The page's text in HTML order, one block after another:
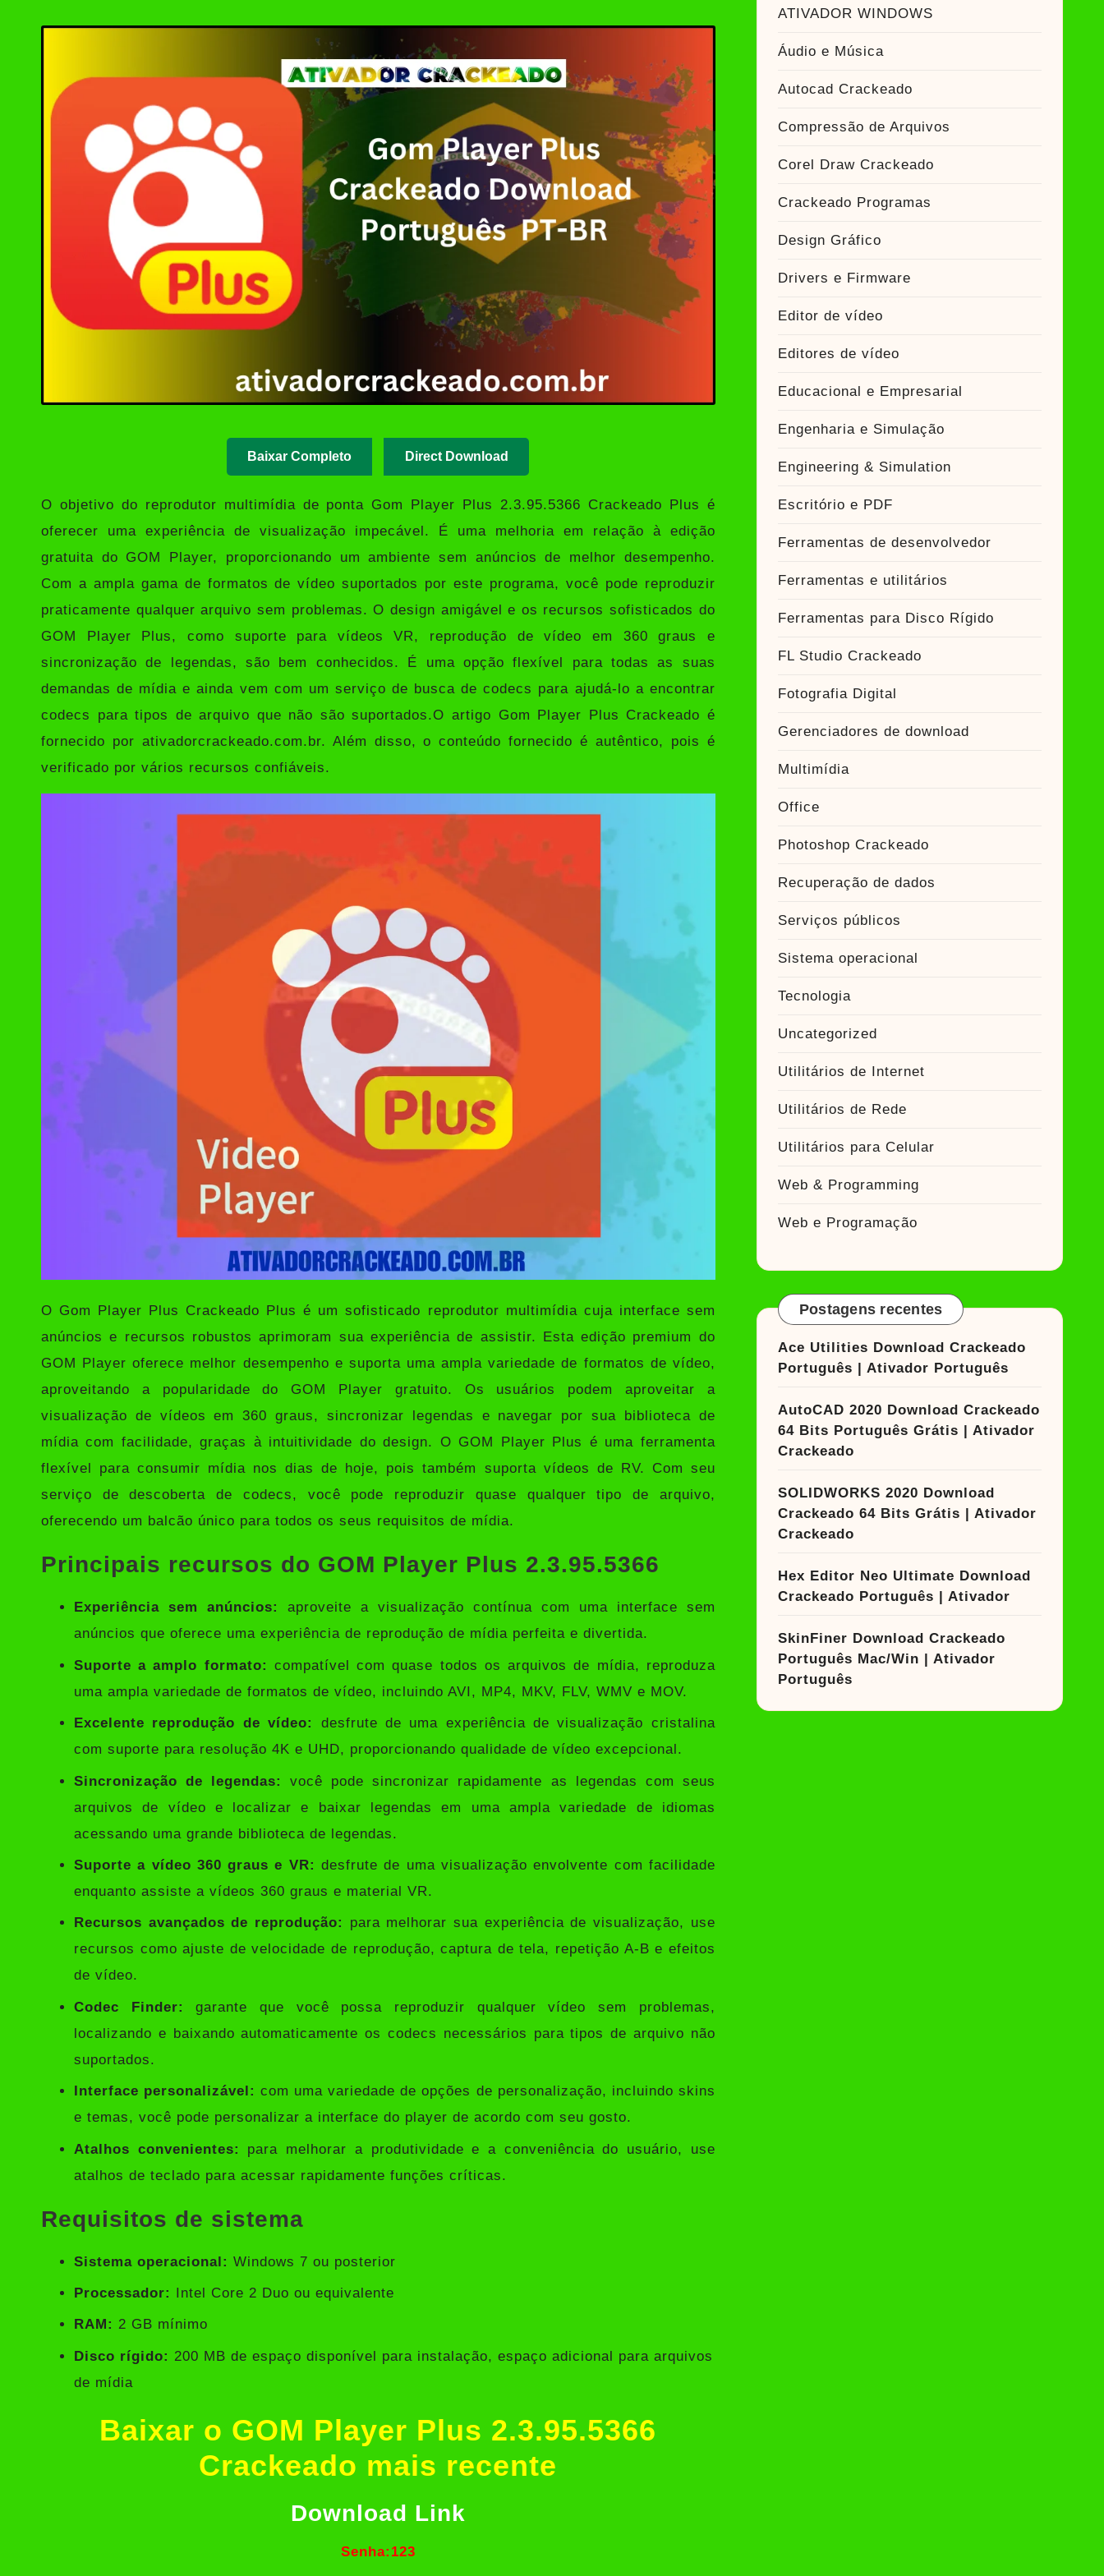
SOLIDWORKS 2024 Download Crackeado 64 Bits Grátis | Ativador Crackeado
MAGIX VEGAS Pro Crackeado Download Português PT-BR
Baixar Completo Direct Download
O objetivo do reprodutor multimídia de ponta Gom Player Plus 2.3.95.5366 Crackeado Plus é
oferecer uma experiência de visualização impecável. É uma melhoria em relação à edição
gratuita do GOM Player, proporcionando um ambiente sem anúncios de melhor desempenho.
Com a ampla gama de formatos de vídeo suportados por este programa, você pode reproduzir
praticamente qualquer arquivo sem problemas. O design amigável e os recursos sofisticados do
GOM Player Plus, como suporte para vídeos VR, reprodução de vídeo em 360 graus e
sincronização de legendas, são bem conhecidos. É uma opção flexível para todas as suas
demandas de mídia e ainda vem com um serviço de busca de codecs para ajudá-lo a encontrar
codecs para tipos de arquivo que não são suportados.O artigo Gom Player Plus Crackeado é
fornecido por ativadorcrackeado.com.br. Além disso, o conteúdo fornecido é autêntico, pois é
verificado por vários recursos confiáveis.
O Gom Player Plus Crackeado Plus é um sofisticado reprodutor multimídia cuja interface sem
anúncios e recursos robustos aprimoram sua experiência de assistir. Esta edição premium do
GOM Player oferece melhor desempenho e suporta uma ampla variedade de formatos de vídeo,
aproveitando a popularidade do GOM Player gratuito. Os usuários podem aproveitar a
visualização de vídeos em 360 graus, sincronizar legendas e navegar por sua biblioteca de
mídia com facilidade, graças à intuitividade do design. O GOM Player Plus é uma ferramenta
flexível para consumir mídia nos dias de hoje, pois também suporta vídeos de RV. Com seu
serviço de descoberta de codecs, você pode reproduzir quase qualquer tipo de arquivo,
oferecendo um balcão único para todos os seus requisitos de mídia.
Principais recursos do GOM Player Plus 2.3.95.5366
Experiência sem anúncios:
aproveite a visualização contínua com uma interface sem
anúncios que oferece uma experiência de reprodução de mídia perfeita e divertida.
Suporte a amplo formato: compatível com quase todos os arquivos de mídia, reproduza
uma ampla variedade de formatos de vídeo, incluindo AVI, MP4, MKV, FLV, WMV e MOV.
Excelente reprodução de vídeo:
desfrute de uma experiência de visualização cristalina
com suporte para resolução 4K e UHD, proporcionando qualidade de vídeo excepcional.
Sincronização de legendas:
você pode sincronizar rapidamente as legendas com seus
arquivos de vídeo e localizar e baixar legendas em uma ampla variedade de idiomas
acessando uma grande biblioteca de legendas.
Suporte a vídeo 360 graus e VR: desfrute de uma visualização envolvente com facilidade
enquanto assiste a vídeos 360 graus e material VR.
Recursos avançados de reprodução:
para melhorar sua experiência de visualização, use
recursos como ajuste de velocidade de reprodução, captura de tela, repetição A-B e efeitos
de vídeo.
Codec Finder:
garante que você possa reproduzir qualquer vídeo sem problemas,
localizando e baixando automaticamente os codecs necessários para tipos de arquivo não
suportados.
Interface personalizável: com uma variedade de opções de personalização, incluindo skins
e temas, você pode personalizar a interface do player de acordo com seu gosto.
Atalhos convenientes:
para melhorar a produtividade e a conveniência do usuário, use
atalhos de teclado para acessar rapidamente funções críticas.
Requisitos de sistema
Sistema operacional: Windows 7 ou posterior
Processador: Intel Core 2 Duo ou equivalente
RAM: 2 GB mínimo
Disco rígido: 200 MB de espaço disponível para instalação, espaço adicional para arquivos
de mídia
Baixar o GOM Player Plus 2.3.95.5366
Crackeado mais recente
Download Link
Senha:123
ATIVADOR WINDOWS
Áudio e Música
Autocad Crackeado
Compressão de Arquivos
Corel Draw Crackeado
Crackeado Programas
Design Gráfico
Drivers e Firmware
Editor de vídeo
Editores de vídeo
Educacional e Empresarial
Engenharia e Simulação
Engineering & Simulation
Escritório e PDF
Ferramentas de desenvolvedor
Ferramentas e utilitários
Ferramentas para Disco Rígido
FL Studio Crackeado
Fotografia Digital
Gerenciadores de download
Multimídia
Office
Photoshop Crackeado
Recuperação de dados
Serviços públicos
Sistema operacional
Tecnologia
Uncategorized
Utilitários de Internet
Utilitários de Rede
Utilitários para Celular
Web & Programming
Web e Programação
Postagens recentes
Ace Utilities Download Crackeado
Português | Ativador Português
AutoCAD 2020 Download Crackeado
64 Bits Português Grátis | Ativador
Crackeado
SOLIDWORKS 2020 Download
Crackeado 64 Bits Grátis | Ativador
Crackeado
Hex Editor Neo Ultimate Download
Crackeado Português | Ativador
SkinFiner Download Crackeado
Português Mac/Win | Ativador
Português